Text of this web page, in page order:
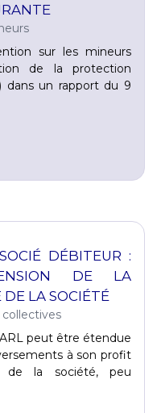
sur les mineurs
de la protection
dans un rapport du 9
DÉBITEUR :
DE LA
LA SOCIÉTÉ
peut être étendue
à son profit
de la société, peu